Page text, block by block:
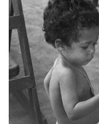
bebés como ella,
entre soldados y
confirmar a través
Uno de los
Saran pudiera
paternos y por fin
había fallecido de